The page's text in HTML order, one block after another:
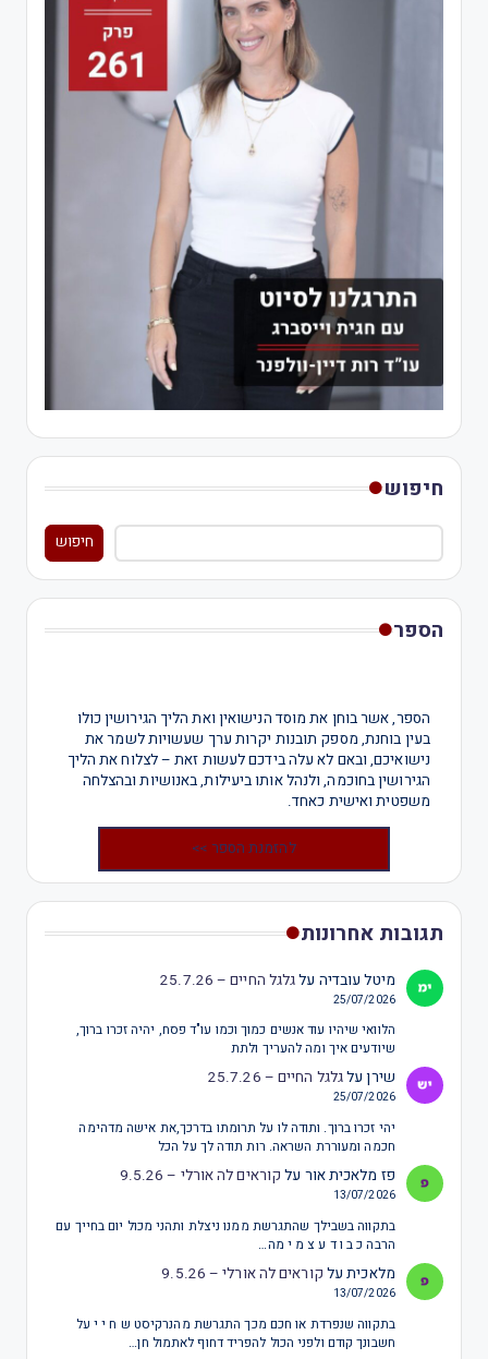
חיפוש
חיפוש
הספר
הספר, אשר בוחן את מוסד הנישואין ואת הליך הגירושין כולו
בעין בוחנת, מספק תובנות יקרות ערך שעשויות לשמר את
נישואיכם, ובאם לא עלה בידכם לעשות זאת – לצלוח את הליך
הגירושין בחוכמה, ולנהל אותו ביעילות, באנושיות ובהצלחה
משפטית ואישית כאחד.
להזמנת הספר >>
תגובות אחרונות
מיטל עובדיה עלגלגל החיים – 25.7.26
25/07/2026
הלוואי שיהיו עוד אנשים כמוך וכמו עו"ד פסח, יהיה זכרו ברוך,
שיודעים איך ומה להעריך ולתת
שירןעלגלגל החיים – 25.7.26
25/07/2026
יהי זכרו ברוך. ותודה לו על תרומתו בדרכך,את אישה מדהימה
חכמה ומעוררת השראה. רות תודה לך על הכל
פז מלאכית אור על קוראים לה אורלי – 9.5.26
13/07/2026
בתקווה בשבילך שהתגרשת ממנו ניצלת ותהני מכול יום בחייך עם
הרבה כ ב ו ד ע צ מ י מה…
מלאכיתעל קוראים לה אורלי – 9.5.26
13/07/2026
בתקווה שנפרדת או חכם מכך התגרשת מהנרקיסט ש ח י י על
חשבונך קודם ולפני הכול להפריד דחוף לאתמול חן…